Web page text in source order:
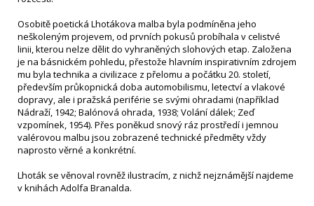
Osobitě poetická Lhotákova malba byla podmíněna jeho
neškoleným projevem, od prvních pokusů probíhala v celistvé
linii, kterou nelze dělit do vyhraněných slohových etap. Založena
je na básnickém pohledu, přestože hlavním inspirativním zdrojem
mu byla technika a civilizace z přelomu a počátku 20. století,
především průkopnická doba automobilismu, letectví a vlakové
dopravy, ale i pražská periférie se svými ohradami (například
Nádraží, 1942; Balónová ohrada, 1938; Volání dálek; Zeď
vzpomínek, 1954). Přes poněkud snový ráz prostředí i jemnou
valérovou malbu jsou zobrazené technické předměty vždy
naprosto věrné a konkrétní.
Lhoták se věnoval rovněž ilustracím, z nichž nejznámější najdeme
v knihách Adolfa Branalda.